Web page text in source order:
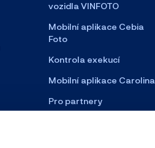
vozidla VINFOTO
Mobilní aplikace Cebia
Foto
Kontrola exekucí
Mobilní aplikace Carolina
Pro partnery